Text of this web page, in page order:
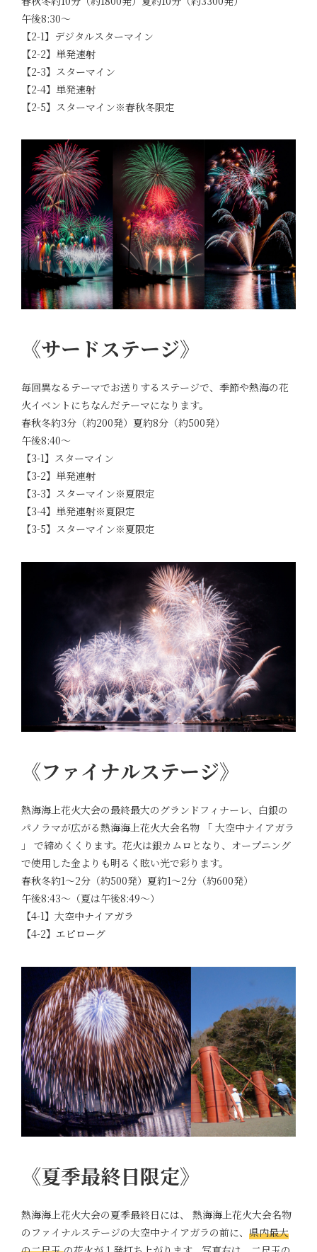
午後8:30～
【2-1】デジタルスターマイン
【2-2】単発速射
【2-3】スターマイン
【2-4】単発速射
【2-5】スターマイン※春秋冬限定
《サードステージ》
毎回異なるテーマでお送りするステージで、季節や熱海の花
火イベントにちなんだテーマになります。
春秋冬約3分（約200発）夏約8分（約500発）
午後8:40～
【3-1】スターマイン
【3-2】単発連射
【3-3】スターマイン※夏限定
【3-4】単発連射※夏限定
【3-5】スターマイン※夏限定
《ファイナルステージ》
熱海海上花火大会の最終最大のグランドフィナーレ、白銀の
パノラマが広がる熱海海上花火大会名物 「 大空中ナイアガラ
」 で締めくくります。花火は銀カムロとなり、オープニング
で使用した金よりも明るく眩い光で彩ります。
春秋冬約1～2分（約500発）夏約1～2分（約600発）
午後8:43～（夏は午後8:49～）
【4-1】大空中ナイアガラ
【4-2】エピローグ
《夏季最終日限定》
熱海海上花火大会の夏季最終日には、 熱海海上花火大会名物
のファイナルステージの大空中ナイアガラの前に、 県内最大